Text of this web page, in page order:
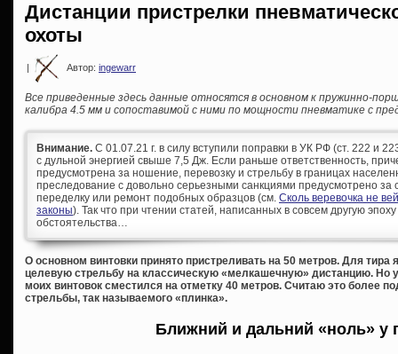
Дистанции пристрелки
охоты
| Автор: ingewarr
Все приведенные здесь данные относятся в основном к пружинно-
калибра 4.5 мм и сопоставимой с ними по мощности пневматике с
Внимание. С 01.07.21 г. в силу вступили поправки в УК РФ (ст. 222 и
с дульной энергией свыше 7,5 Дж. Если раньше ответственность,
предусмотрена за ношение, перевозку и стрельбу в границах
преследование с довольно серьезными санкциями предусмотрено за
переделку или ремонт подобных образцов (см. Сколь веревочка не
законы). Так что при чтении статей, написанных в совсем другую
обстоятельства…
О основном винтовки принято пристреливать на 50 метров. Для тира
целевую стрельбу на классическую «мелкашечную» дистанцию. Но
моих винтовок сместился на отметку 40 метров. Считаю это более
стрельбы, так называемого «плинка».
Ближний и дальний «ноль» у